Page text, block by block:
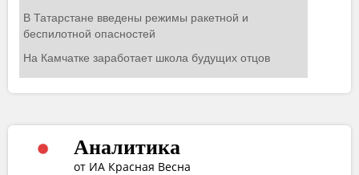
Аналитика
от ИА Красная Весна